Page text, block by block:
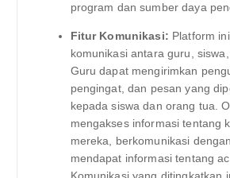
program dan sumber daya
Fitur Komunikasi: Platform
komunikasi antara guru,
Guru dapat mengirimkan
pengingat, dan pesan yang
kepada siswa dan orang tua.
mengakses informasi tentang
mereka, berkomunikasi
mendapat informasi tentang